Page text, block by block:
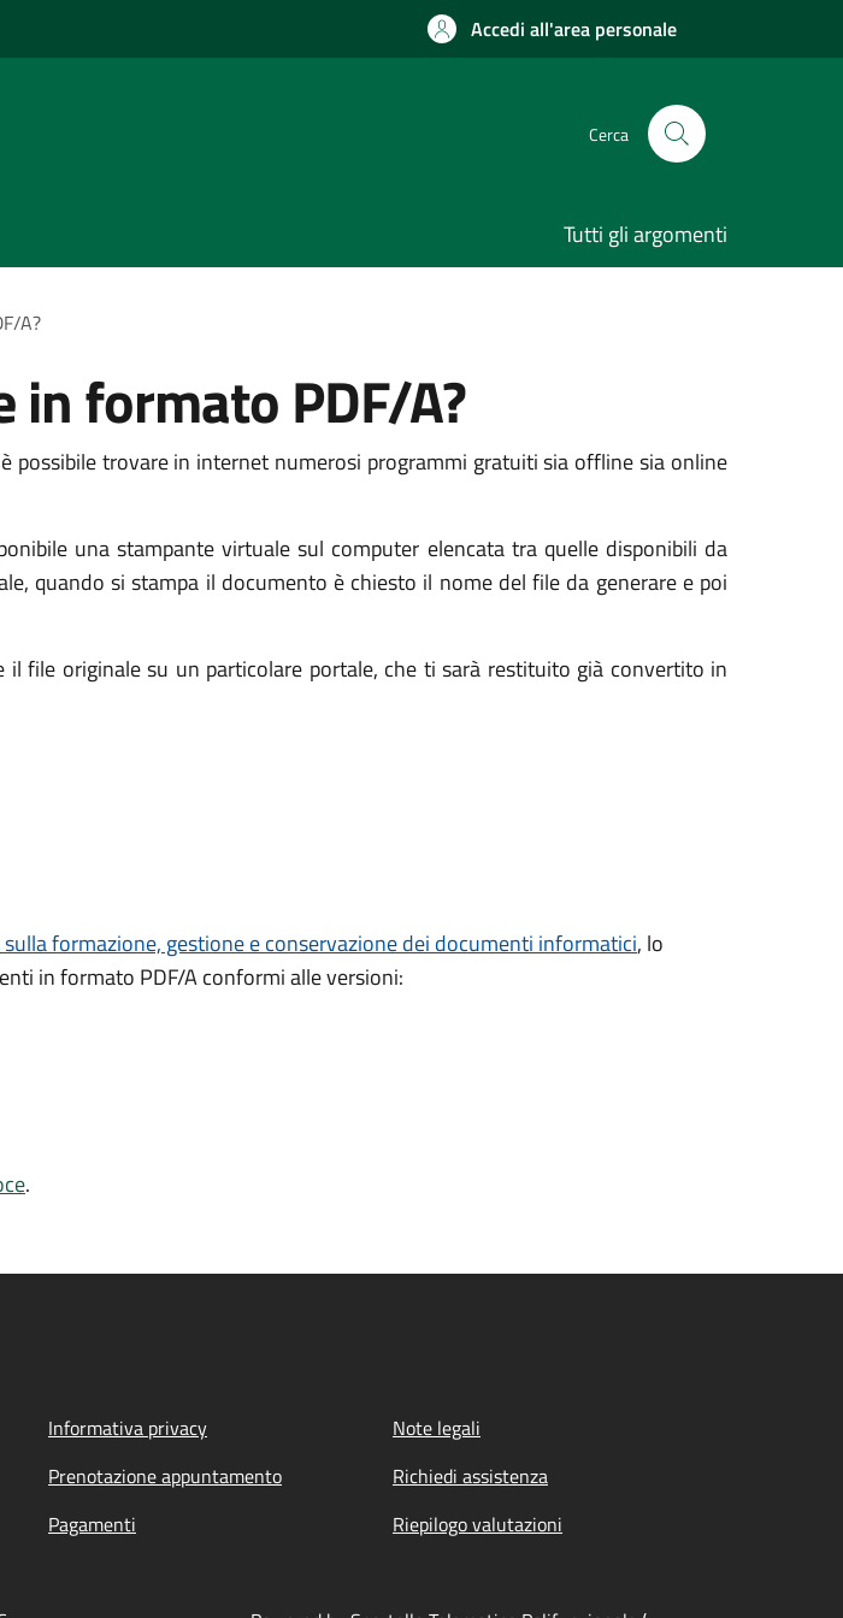
Accedi all'area personale
Cerca
Tutti gli argomenti
A?
in formato PDF/A?
possibile trovare in internet numerosi programmi gratuiti sia offline sia online
una stampante virtuale sul computer elencata tra quelle disponibili da
quando si stampa il documento è chiesto il nome del file da generare e poi
file originale su un particolare portale, che ti sarà restituito già convertito in
sulla formazione, gestione e conservazione dei documenti informatici, lo
in formato PDF/A conformi alle versioni:
.
Informativa privacy
Note legali
Prenotazione appuntamento
Richiedi assistenza
Pagamenti
Riepilogo valutazioni